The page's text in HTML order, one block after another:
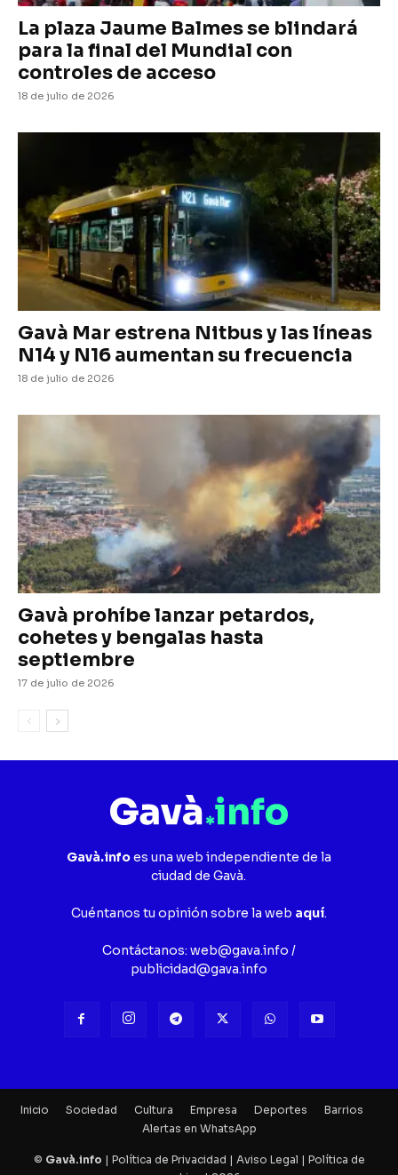
La plaza Jaume Balmes se blindará
para la final del Mundial con
controles de acceso
18 de julio de 2026
Gavà Mar estrena Nitbus y las líneas
N14 y N16 aumentan su frecuencia
18 de julio de 2026
Gavà prohíbe lanzar petardos,
cohetes y bengalas hasta
septiembre
17 de julio de 2026
Gavà.infoes una web independiente de la
ciudad de Gavà.
Cuéntanos tu opinión sobre la web aquí.
Contáctanos: web@gava.info /
publicidad@gava.info
Inicio Sociedad Cultura Empresa Deportes
Barrios
Alertas en WhatsApp
© Gavà.info | Política de Privacidad | Aviso Legal | Política de